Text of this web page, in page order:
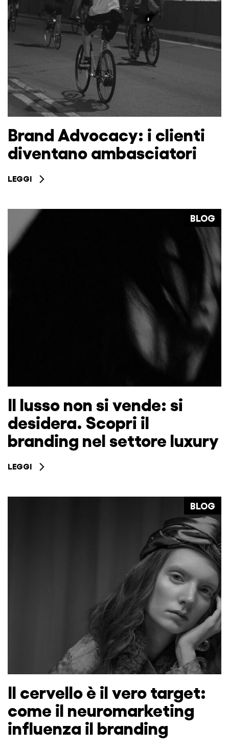
Brand Advocacy: i clienti
diventano ambasciatori
LEGGI
BLOG
Il lusso non si vende: si
desidera. Scopri il
branding nel settore luxury
LEGGI
BLOG
Il cervello è il vero target:
come il neuromarketing
influenza il branding